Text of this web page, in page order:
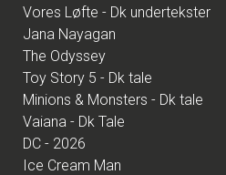
Vores Løfte - Dk undertekster
Jana Nayagan
The Odyssey
Toy Story 5 - Dk tale
Minions & Monsters - Dk tale
Vaiana - Dk Tale
DC - 2026
Ice Cream Man